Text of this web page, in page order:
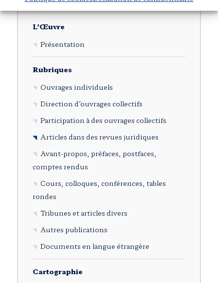
L’Œuvre
Présentation
Rubriques
Ouvrages individuels
Direction d’ouvrages collectifs
Participation à des ouvrages collectifs
Articles dans des revues juridiques
Avant-propos, préfaces, postfaces,
comptes rendus
Cours, colloques, conférences, tables
rondes
Tribunes et articles divers
Autres publications
Documents en langue étrangère
Cartographie